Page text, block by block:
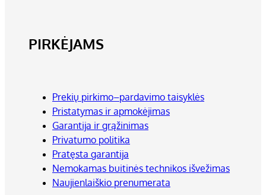
PIRKĖJAMS
Prekių pirkimo–pardavimo taisyklės
Pristatymas ir apmokėjimas
Garantija ir grąžinimas
Privatumo politika
Pratęsta garantija
Nemokamas buitinės technikos išvežimas
Naujienlaiškio prenumerata